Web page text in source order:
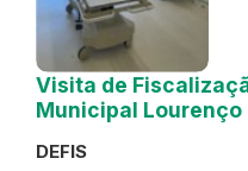
Visita de
Municipal Lourenço
DEFIS